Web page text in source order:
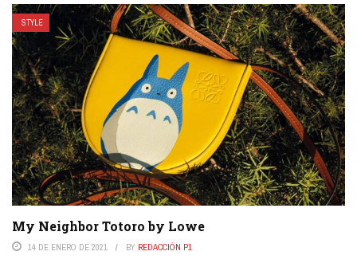
STYLE
My Neighbor Totoro by Lowe
14 DE ENERO DE 2021 BY REDACCIÓN P1